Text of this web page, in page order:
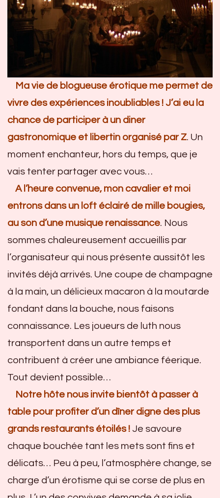
Ma vie de blogueuse érotique me permet de
vivre des expériences inoubliables ! J’ai eu la
chance de participer à un diner
gastronomique et libertin organisé par Z. Un
moment enchanteur, hors du temps, que je
vais tenter partager avec vous…
A l’heure convenue, mon cavalier et moi
entrons dans un loft éclairé de mille bougies,
au son d’une musique renaissance. Nous
sommes chaleureusement accueillis par
l’organisateur qui nous présente aussitôt les
invités déjà arrivés. Une coupe de champagne
à la main, un délicieux macaron à la moutarde
fondant dans la bouche, nous faisons
connaissance. Les joueurs de luth nous
transportent dans un autre temps et
contribuent à créer une ambiance féerique.
Tout devient possible…
Notre hôte nous invite bientôt à passer à
table pour profiter d’un dîner digne des plus
grands restaurants étoilés ! Je savoure
chaque bouchée tant les mets sont fins et
délicats… Peu à peu, l’atmosphère change, se
charge d’un érotisme qui se corse de plus en